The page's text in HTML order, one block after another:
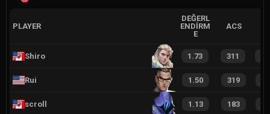
PLAYER
DEĞERL
ENDIRM
E
ACS
Shiro 1.73 311
Rui 1.50 319
scroll 1.13 183